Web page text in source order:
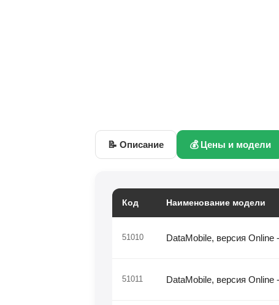
📝 Описание 💰 Цены и модели
Код Наименование модели
51010 DataMobile, версия Online
51011 DataMobile, версия Online